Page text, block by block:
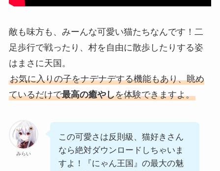
敵も味方も、みーんな可愛い猫たちなんです！二
足歩行で戦ったり、村を自由に散歩したりする姿
はまさに天国。
お気に入りの子をナデナデする機能もあり、眺め
ているだけで最高の癒やしを体験できますよ。
みらい
この可愛さは反則級、猫好きさん
なら絶対ダウンロードしちゃいま
すよ！『にゃん王国』の最大の魅